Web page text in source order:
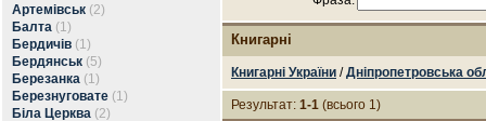
Артемівськ (2)
Балта (1)
Бердичів (1)
Бердянськ (5)
Березанка (1)
Березнуговате (1)
Біла Церква (2)
Книгарні
Книгарні України /Дніпропетровська
Результат: 1-1 (всього 1)